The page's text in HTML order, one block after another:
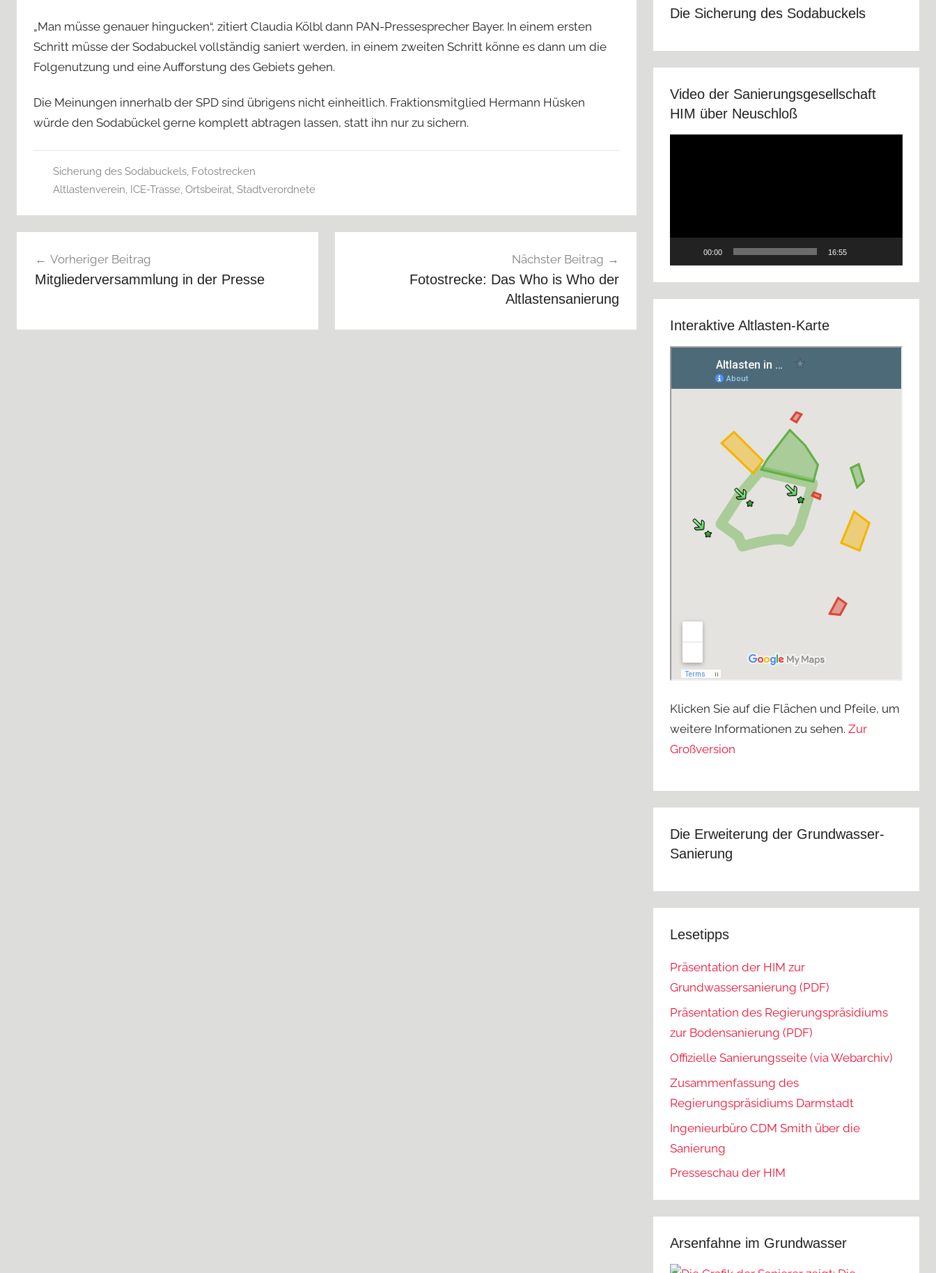
„Man müsse genauer hingucken“, zitiert Claudia Kölbl dann PAN-Pressesprecher Bayer. In einem ersten
Schritt müsse der Sodabuckel vollständig saniert werden, in einem zweiten Schritt könne es dann um die
Folgenutzung und eine Aufforstung des Gebiets gehen.
Die Meinungen innerhalb der SPD sind übrigens nicht einheitlich. Fraktionsmitglied Hermann Hüsken
würde den Sodabückel gerne komplett abtragen lassen, statt ihn nur zu sichern.
Sicherung des Sodabuckels, Fotostrecken
Altlastenverein ICE-Trasse, Ortsbeirat, Stadtverordnete
Vorheriger Beitrag
Mitgliederversammlung in der Presse
Nächster Beitrag
Fotostrecke: Das Who is Who der
Altlastensanierung
Die Sicherung des Sodabuckels
Video der Sanierungsgesellschaft
HIM über Neuschloß
00:00 16:55
Interaktive Altlasten-Karte
Klicken Sie auf die Flächen und Pfeile, um
weitere Informationen zu sehen.Zur
Großversion
Die Erweiterung der Grundwasser-
Sanierung
Lesetipps
Präsentation der HIM zur
Grundwassersanierung (PDF)
Präsentation des Regierungspräsidiums
zur Bodensanierung (PDF)
Offizielle Sanierungsseite (via Webarchiv)
Zusammenfassung des
Regierungspräsidiums Darmstadt
Ingenieurbüro CDM Smith über die
Sanierung
Presseschau der HIM
Arsenfahne im Grundwasser